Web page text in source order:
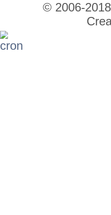
© 2006-2018